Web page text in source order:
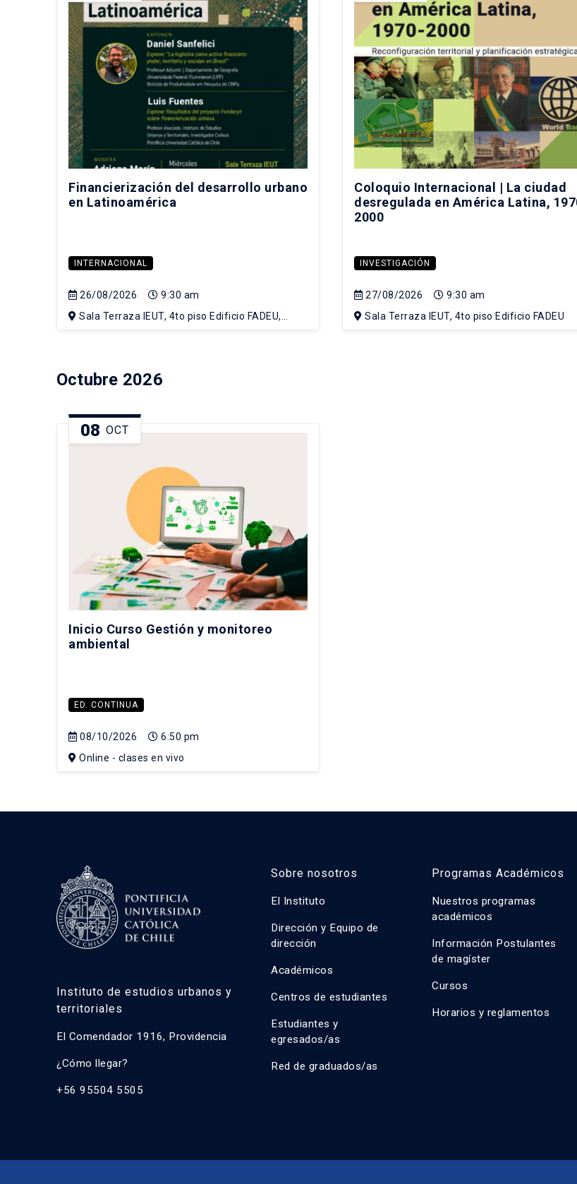
Financierización del desarrollo urbano
en Latinoamérica
INTERNACIONAL
26/08/2026
9:30 am
Sala Terraza IEUT, 4to piso Edificio FADEU,
Coloquio Internacional | La ciudad
desregulada en América Latina,
2000
INVESTIGACIÓN
27/08/2026
9:30 am
Sala Terraza IEUT, 4to piso Edificio FADEU
Octubre 2026
08 OCT
Inicio Curso Gestión y monitoreo
ambiental
ED. CONTINUA
08/10/2026
6:50 pm
Online - clases en vivo
Instituto de estudios urbanos y
territoriales
El Comendador 1916, Providencia
¿Cómo llegar?
+56 95504 5505
Sobre nosotros
El Instituto
Dirección y Equipo de
dirección
Académicos
Centros de estudiantes
Estudiantes y
egresados/as
Red de graduados/as
Programas Académicos
Nuestros programas
académicos
Información Postulantes
de magíster
Cursos
Horarios y reglamentos